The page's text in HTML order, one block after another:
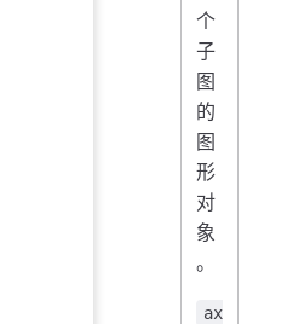
个
子
图
的
图
形
对
象
。
ax